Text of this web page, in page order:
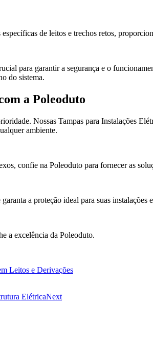
específicas de leitos e trechos retos,
para garantir a segurança e o
do sistema.
a Poleoduto
Nossas Tampas para Instalações
ambiente.
confie na Poleoduto para fornecer as
a proteção ideal para suas instalações
a excelência da Poleoduto.
Leitos e Derivações
ElétricaNext